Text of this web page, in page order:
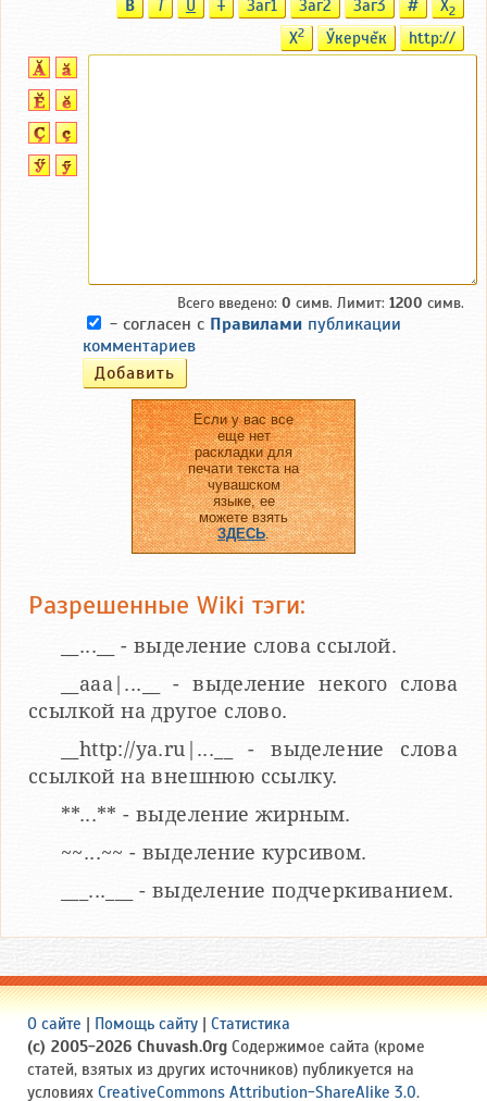
B T U T Заг1 Заг2 Заг3 # X2
X2 Ӳкерчĕк http://
Всего введено: 0 симв. Лимит: 1200 симв.
- согласен с Правилами публикации
комментариев
Если у вас все
еще нет
раскладки для
печати текста на
чувашском
языке, ее
можете взять
ЗДЕСЬ.
Разрешенные Wiki тэги:
__...__ - выделение слова ссылой.
__aaa|...__ - выделение некого слова
ссылкой на другое слово.
__http://ya.ru|...__ - выделение слова
ссылкой на внешнюю ссылку.
**...** - выделение жирным.
~~...~~ - выделение курсивом.
___...___ - выделение подчеркиванием.
О сайте | Помощь сайту | Статистика
(c) 2005-2026 Chuvash.Org Содержимое сайта (кроме
статей, взятых из других источников) публикуется на
условиях CreativeCommons Attribution-ShareAlike 3.0.